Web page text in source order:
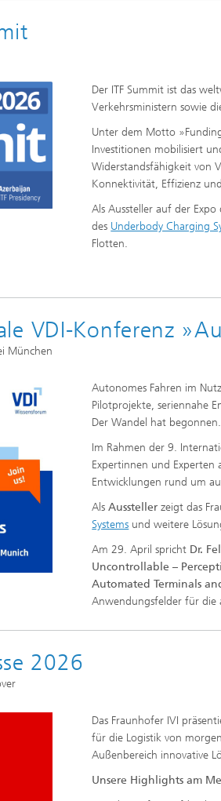
Der ITF Summit ist das
Verkehrsministern sowie
Unter dem Motto
Investitionen mobilisiert
Widerstandsfähigkeit von
Konnektivität, Effizienz
Als Aussteller auf der
des Underbody Charging
Flotten.
VDI-Konferenz
München
Autonomes Fahren im
Pilotprojekte, seriennahe
Der Wandel hat begonnen.
Im Rahmen der 9.
Expertinnen und Experten
Entwicklungen rund um
AlsAussteller zeigt das
Systems und weitere
Am 29. April spricht Dr.
Uncontrollable –
Automated Terminals
Anwendungsfelder für die
2026
Das Fraunhofer IVI
für die Logistik von
Außenbereich innovative
Unsere Highlights am